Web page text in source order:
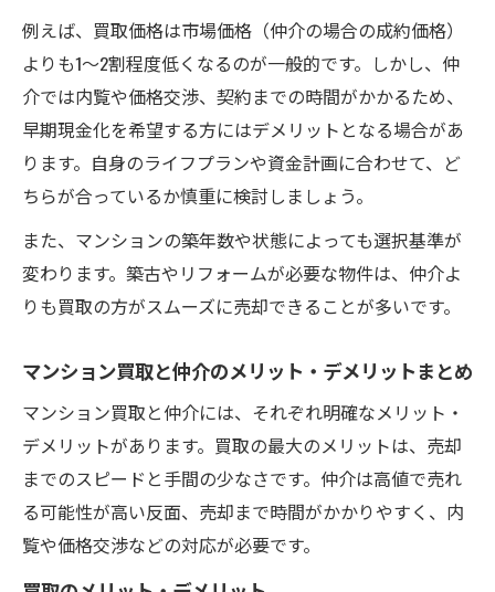
例えば、買取価格は市場価格（仲介の場合の成約価格）
よりも1〜2割程度低くなるのが一般的です。しかし、仲
介では内覧や価格交渉、契約までの時間がかかるため、
早期現金化を希望する方にはデメリットとなる場合があ
ります。自身のライフプランや資金計画に合わせて、ど
ちらが合っているか慎重に検討しましょう。
また、マンションの築年数や状態によっても選択基準が
変わります。築古やリフォームが必要な物件は、仲介よ
りも買取の方がスムーズに売却できることが多いです。
マンション買取と仲介のメリット・デメリットまとめ
マンション買取と仲介には、それぞれ明確なメリット・
デメリットがあります。買取の最大のメリットは、売却
までのスピードと手間の少なさです。仲介は高値で売れ
る可能性が高い反面、売却まで時間がかかりやすく、内
覧や価格交渉などの対応が必要です。